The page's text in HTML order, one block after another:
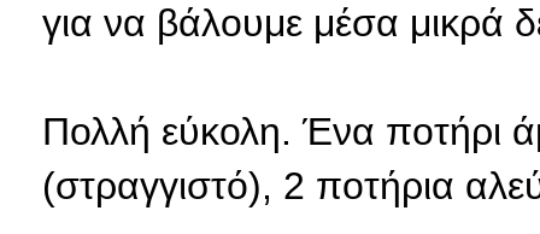
για να βάλουμε μέσα μικρά
Πολλή εύκολη. Ένα ποτήρι
(στραγγιστό), 2 ποτήρια